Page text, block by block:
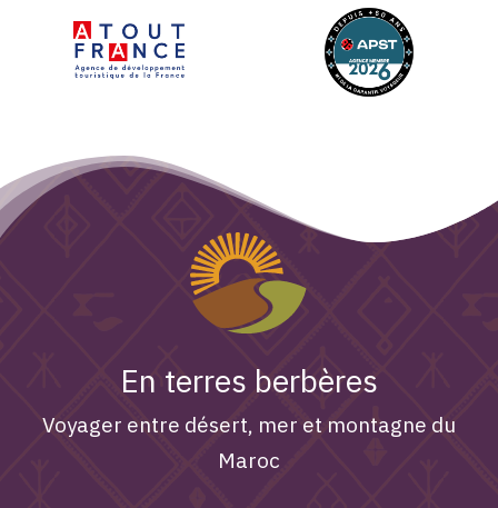
En terres berbères
Voyager entre désert, mer et montagne du
Maroc